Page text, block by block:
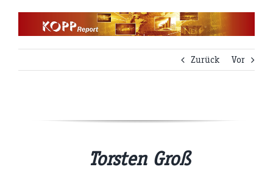
Zurück
Vor
Torsten Groß